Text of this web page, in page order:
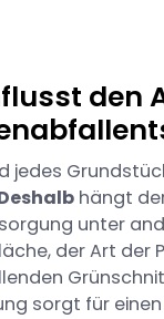
den
jedes
hängt
unter
der Art der
sorgt für